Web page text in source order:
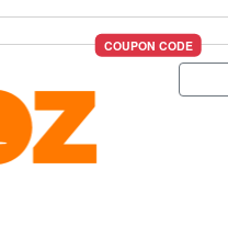
COUPON CODE